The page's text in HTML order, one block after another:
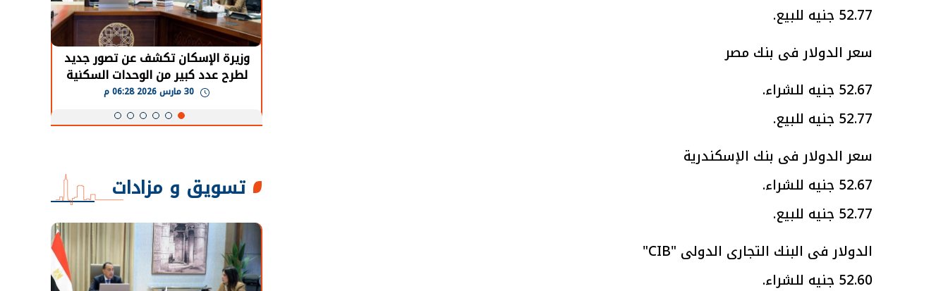
52.77 جنيه للبيع.
سعر الدولار فى بنك مصر
52.67 جنيه للشراء.
52.77 جنيه للبيع.
سعر الدولار فى بنك الإسكندرية
52.67 جنيه للشراء.
52.77 جنيه للبيع.
الدولار فى البنك التجارى الدولى "CIB"
52.60 جنيه للشراء.
الرئيس السيسي: تداعيات خطيرة على
استمرار الأزمة في الشرق الأوسط
30 مارس 2026 05:06 م
وزيرة الإسكان تكشف عن تصور جديد
لطرح عدد كبير من الوحدات السكنية
بنظام الإيجار
تسويق و مزادات